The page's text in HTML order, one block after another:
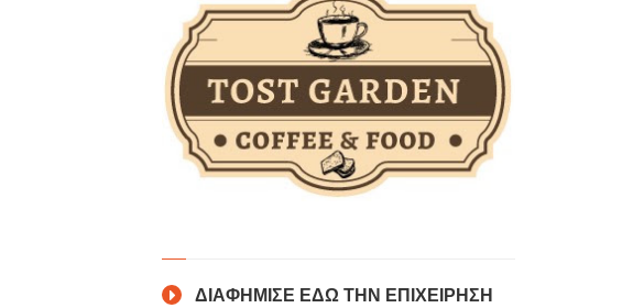
ΔΙΑΦΗΜΙΣΕ ΕΔΩ ΤΗΝ ΕΠΙΧΕΙΡΗΣΗ